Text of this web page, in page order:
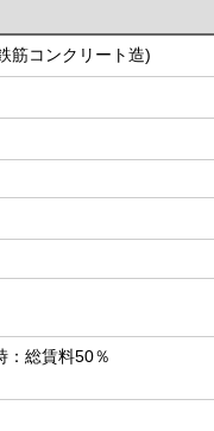
筋コンクリート造)
：総賃料50％